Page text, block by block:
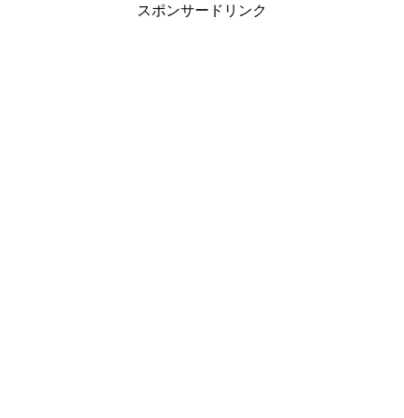
スポンサードリンク